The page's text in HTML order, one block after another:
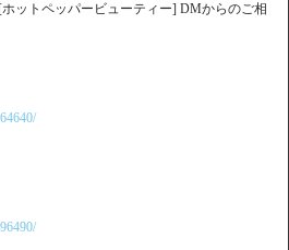
ットペッパービューティー] DMからのご相